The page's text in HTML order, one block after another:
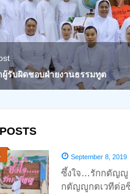
รับผิดชอบฝ่ายงานธรรมทูต
September 8, 2019
ซึ้งใจ…รักกตัญญู
กตัญญูกตเวทีต่อ